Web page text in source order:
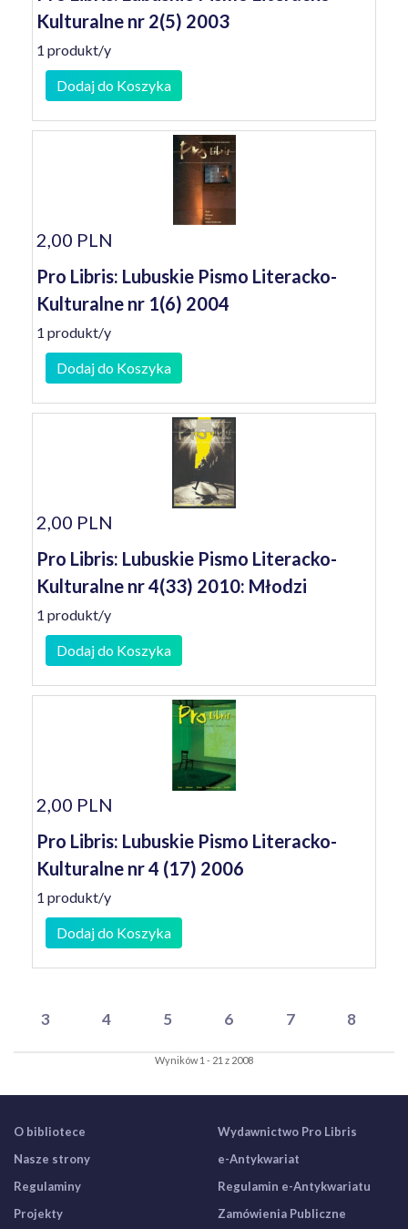
Kulturalne nr 2(5) 2003
1 produkt/y
Dodaj do Koszyka
2,00 PLN
Pro Libris: Lubuskie Pismo Literacko-
Kulturalne nr 1(6) 2004
1 produkt/y
Dodaj do Koszyka
2,00 PLN
Pro Libris: Lubuskie Pismo Literacko-
Kulturalne nr 4(33) 2010: Młodzi
1 produkt/y
Dodaj do Koszyka
2,00 PLN
Pro Libris: Lubuskie Pismo Literacko-
Kulturalne nr 4 (17) 2006
1 produkt/y
Dodaj do Koszyka
3 4 5 6 7 8
Wyników 1 - 21 z 2008
O bibliotece
Nasze strony
Regulaminy
Projekty
Wydawnictwo Pro Libris
e-Antykwariat
Regulamin e-Antykwariatu
Zamówienia Publiczne